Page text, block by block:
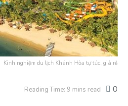
Kinh nghiệm du lịch Khánh Hòa tự túc, giá rẻ
Reading Time: 9 mins read 0